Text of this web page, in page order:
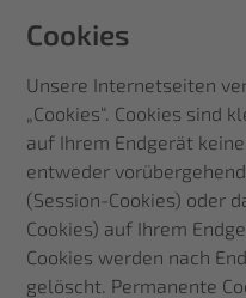
Cookies
Unsere Internetseiten
„Cookies“. Cookies sind
auf Ihrem Endgerät
entweder
(Session-Cookies) oder
Cookies) auf Ihrem
Cookies werden nach
gelöscht. Permanente